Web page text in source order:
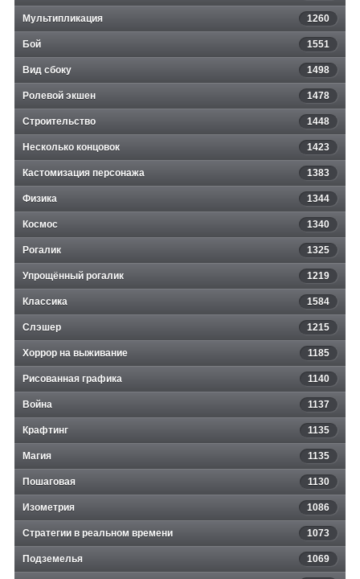
Мультипликация 1260
Бой 1551
Вид сбоку 1498
Ролевой экшен 1478
Строительство 1448
Несколько концовок 1423
Кастомизация персонажа 1383
Физика 1344
Космос 1340
Рогалик 1325
Упрощённый рогалик 1219
Классика 1584
Слэшер 1215
Хоррор на выживание 1185
Рисованная графика 1140
Война 1137
Крафтинг 1135
Магия 1135
Пошаговая 1130
Изометрия 1086
Стратегии в реальном времени 1073
Подземелья 1069